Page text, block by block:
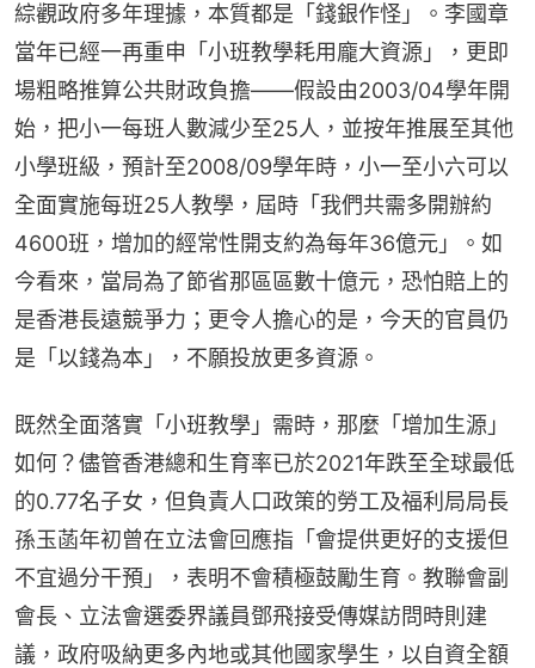
綜觀政府多年理據，本質都是「錢銀作怪」。李國章
當年已經一再重申「小班教學耗用龐大資源」，更即
場粗略推算公共財政負擔——假設由2003/04學年開
始，把小一每班人數減少至25人，並按年推展至其他
小學班級，預計至2008/09學年時，小一至小六可以
全面實施每班25人教學，屆時「我們共需多開辦約
4600班，增加的經常性開支約為每年36億元」。如
今看來，當局為了節省那區區數十億元，恐怕賠上的
是香港長遠競爭力；更令人擔心的是，今天的官員仍
是「以錢為本」，不願投放更多資源。
既然全面落實「小班教學」需時，那麼「增加生源」
如何？儘管香港總和生育率已於2021年跌至全球最低
的0.77名子女，但負責人口政策的勞工及福利局局長
孫玉菡年初曾在立法會回應指「會提供更好的支援但
不宜過分干預」，表明不會積極鼓勵生育。教聯會副
會長、立法會選委界議員鄧飛接受傳媒訪問時則建
議，政府吸納更多內地或其他國家學生，以自資全額